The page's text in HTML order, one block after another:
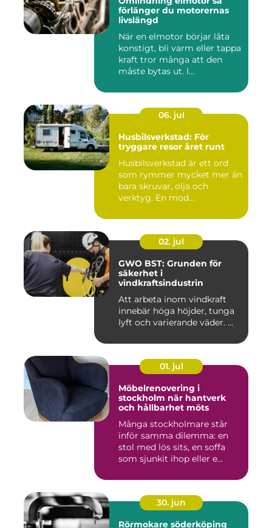
förlänger du motorernas
livslängd
När en elmotor börjar låta
konstigt, bli varm eller tappa
kraft tror många att den
måste bytas ut. I...
06. jul
Husbilsverkstad: För
tryggare resor året runt
Husbilsverkstad är ett ord
som rymmer mycket mer än
bara skruvar, olja och
verktyg. En mod...
02. jul
GWO BST: Grunden för
säkerhet i
vindkraftsindustrin
Att arbeta inom vindkraft
innebär höga höjder, tunga
lyft och varierande väder. ...
01. jul
Möbelrenovering i
stockholm när hantverk
och hållbarhet möts
Många stockholmare står
inför samma dilemma: en
stol med lös sits, en soffa
som sjunkit ihop eller e...
30. jun
Rörmokare söderköping